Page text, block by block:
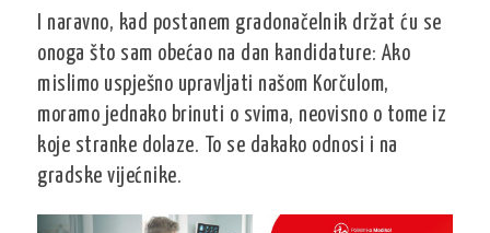
I naravno, kad postanem gradonačelnik držat ću se
onoga što sam obećao na dan kandidature: Ako
mislimo uspješno upravljati našom Korčulom,
moramo jednako brinuti o svima, neovisno o tome iz
koje stranke dolaze. To se dakako odnosi i na
gradske vijećnike.